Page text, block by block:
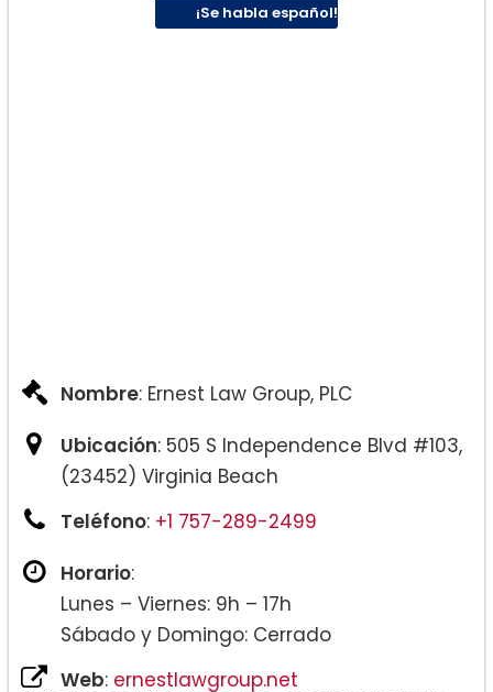
¡Se habla español!
Nombre: Ernest Law Group, PLC
Ubicación: 505 S Independence Blvd #103,
(23452) Virginia Beach
Teléfono: +1 757-289-2499
Horario:
Lunes – Viernes: 9h – 17h
Sábado y Domingo: Cerrado
Web: ernestlawgroup.net